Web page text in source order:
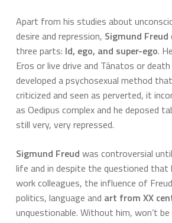
Apart from his studies about
desire and repression, Sigmund Freud
three parts: Id, ego, and super-ego.
Eros or live drive and Tánatos or death
developed a psychosexual method
criticized and seen as perverted, it
as Oedipus complex and he deposed
still very, very repressed.
Sigmund Freud was controversial
life and in despite the questioned
work colleagues, the influence of
politics, language and art from XX
unquestionable. Without him, won’t